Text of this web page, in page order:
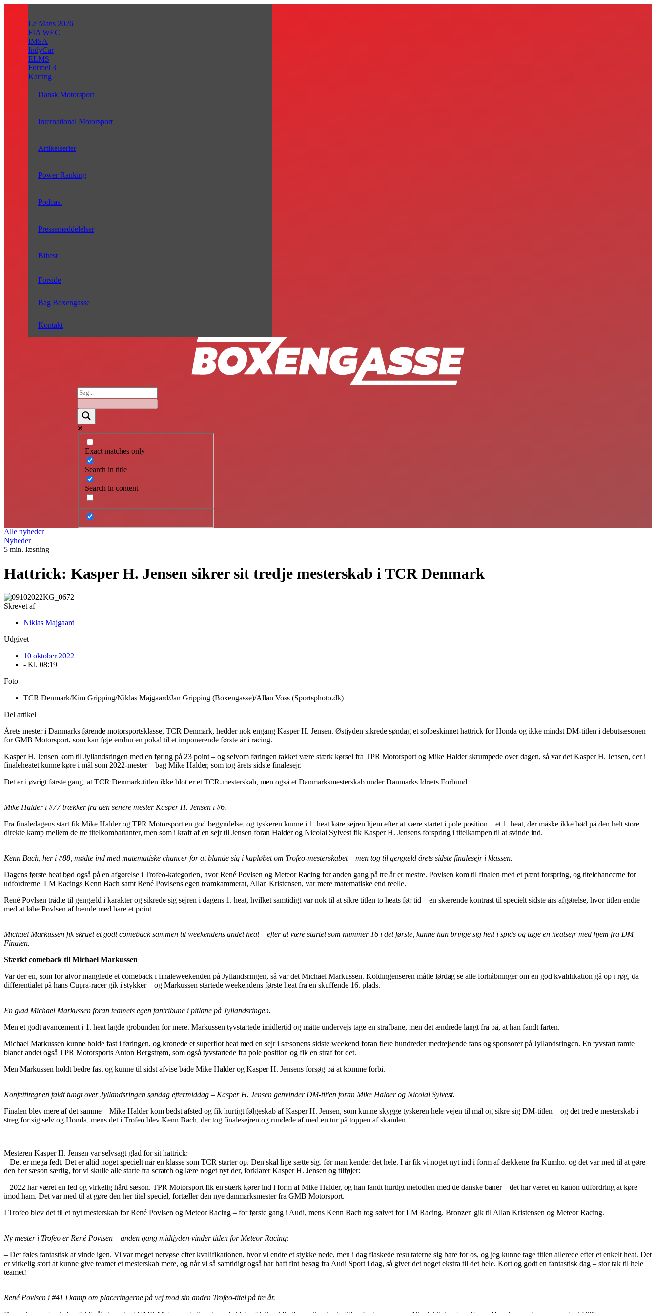
Le Mans 2026
FIA WEC
IMSA
IndyCar
ELMS
Formel 3
Karting
Dansk Motorsport
International Motorsport
Artikelserier
Power Ranking
Podcast
Pressemeddelelser
Biltest
Forside
Bag Boxengasse
Kontakt
Exact matches only
Search in title
Search in content
Alle nyheder
Nyheder
5 min. læsning
Hattrick: Kasper H. Jensen sikrer sit tredje mesterskab i TCR Denmark
Skrevet af
Niklas Majgaard
Udgivet
10 oktober 2022
- Kl. 08:19
Foto
TCR Denmark/Kim Gripping/Niklas Majgaard/Jan Gripping (Boxengasse)/Allan Voss (Sportsphoto.dk)
Del artikel
Årets mester i Danmarks førende motorsportsklasse, TCR Denmark, hedder nok engang Kasper H. Jensen. Østjyden sikrede søndag et solbeskinnet hattrick for Honda og ikke mindst DM-titlen i debutsæsonen
for GMB Motorsport, som kan føje endnu en pokal til et imponerende første år i racing.
Kasper H. Jensen kom til Jyllandsringen med en føring på 23 point – og selvom føringen takket være stærk kørsel fra TPR Motorsport og Mike Halder skrumpede over dagen, så var det Kasper H. Jensen, der i
finaleheatet kunne køre i mål som 2022-mester – bag Mike Halder, som tog årets sidste finalesejr.
Det er i øvrigt første gang, at TCR Denmark-titlen ikke blot er et TCR-mesterskab, men også et Danmarksmesterskab under Danmarks Idræts Forbund.
Mike Halder i #77 trækker fra den senere mester Kasper H. Jensen i #6.
Fra finaledagens start fik Mike Halder og TPR Motorsport en god begyndelse, og tyskeren kunne i 1. heat køre sejren hjem efter at være startet i pole position – et 1. heat, der måske ikke bød på den helt store
direkte kamp mellem de tre titelkombattanter, men som i kraft af en sejr til Jensen foran Halder og Nicolai Sylvest fik Kasper H. Jensens forspring i titelkampen til at svinde ind.
Kenn Bach, her i #88, mødte ind med matematiske chancer for at blande sig i kapløbet om Trofeo-mesterskabet – men tog til gengæld årets sidste finalesejr i klassen.
Dagens første heat bød også på en afgørelse i Trofeo-kategorien, hvor René Povlsen og Meteor Racing for anden gang på tre år er mestre. Povlsen kom til finalen med et pænt forspring, og titelchancerne for
udfordrerne, LM Racings Kenn Bach samt René Povlsens egen teamkammerat, Allan Kristensen, var mere matematiske end reelle.
René Povlsen trådte til gengæld i karakter og sikrede sig sejren i dagens 1. heat, hvilket samtidigt var nok til at sikre titlen to heats før tid – en skærende kontrast til specielt sidste års afgørelse, hvor titlen endte
med at løbe Povlsen af hænde med bare et point.
Michael Markussen fik skruet et godt comeback sammen til weekendens andet heat – efter at være startet som nummer 16 i det første, kunne han bringe sig helt i spids og tage en heatsejr med hjem fra DM
Finalen.
Stærkt comeback til Michael Markussen
Var der en, som for alvor manglede et comeback i finaleweekenden på Jyllandsringen, så var det Michael Markussen. Koldingenseren måtte lørdag se alle forhåbninger om en god kvalifikation gå op i røg, da
differentialet på hans Cupra-racer gik i stykker – og Markussen startede weekendens første heat fra en skuffende 16. plads.
En glad Michael Markussen foran teamets egen fantribune i pitlane på Jyllandsringen.
Men et godt avancement i 1. heat lagde grobunden for mere. Markussen tyvstartede imidlertid og måtte undervejs tage en strafbane, men det ændrede langt fra på, at han fandt farten.
Michael Markussen kunne holde fast i føringen, og kronede et superflot heat med en sejr i sæsonens sidste weekend foran flere hundreder medrejsende fans og sponsorer på Jyllandsringen. En tyvstart ramte
blandt andet også TPR Motorsports Anton Bergstrøm, som også tyvstartede fra pole position og fik en straf for det.
Men Markussen holdt bedre fast og kunne til sidst afvise både Mike Halder og Kasper H. Jensens forsøg på at komme forbi.
Konfettiregnen faldt tungt over Jyllandsringen søndag eftermiddag – Kasper H. Jensen genvinder DM-titlen foran Mike Halder og Nicolai Sylvest.
Finalen blev mere af det samme – Mike Halder kom bedst afsted og fik hurtigt følgeskab af Kasper H. Jensen, som kunne skygge tyskeren hele vejen til mål og sikre sig DM-titlen – og det tredje mesterskab i
streg for sig selv og Honda, mens det i Trofeo blev Kenn Bach, der tog finalesejren og rundede af med en tur på toppen af skamlen.
Mesteren Kasper H. Jensen var selvsagt glad for sit hattrick:
– Det er mega fedt. Det er altid noget specielt når en klasse som TCR starter op. Den skal lige sætte sig, før man kender det hele. I år fik vi noget nyt ind i form af dækkene fra Kumho, og det var med til at gøre
den her sæson særlig, for vi skulle alle starte fra scratch og lære noget nyt der, forklarer Kasper H. Jensen og tilføjer:
– 2022 har været en fed og virkelig hård sæson. TPR Motorsport fik en stærk kører ind i form af Mike Halder, og han fandt hurtigt melodien med de danske baner – det har været en kanon udfordring at køre
imod ham. Det var med til at gøre den her titel speciel, fortæller den nye danmarksmester fra GMB Motorsport.
I Trofeo blev det til et nyt mesterskab for René Povlsen og Meteor Racing – for første gang i Audi, mens Kenn Bach tog sølvet for LM Racing. Bronzen gik til Allan Kristensen og Meteor Racing.
Ny mester i Trofeo er René Povlsen – anden gang midtjyden vinder titlen for Meteor Racing:
– Det føles fantastisk at vinde igen. Vi var meget nervøse efter kvalifikationen, hvor vi endte et stykke nede, men i dag flaskede resultaterne sig bare for os, og jeg kunne tage titlen allerede efter et enkelt heat. Det
er virkelig stort at kunne give teamet et mesterskab mere, og når vi så samtidigt også har haft fint besøg fra Audi Sport i dag, så giver det noget ekstra til det hele. Kort og godt en fantastisk dag – stor tak til hele
teamet!
René Povlsen i #41 i kamp om placeringerne på vej mod sin anden Trofeo-titel på tre år.